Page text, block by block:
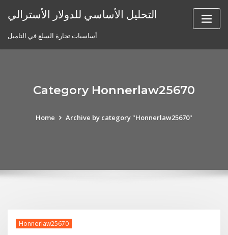
التحليل الأساسي للدولار الأسترالي
أساسيات تجارة السلع في التاميل
Category Honnerlaw25670
Home Archive by category "Honnerlaw25670"
Honnerlaw25670